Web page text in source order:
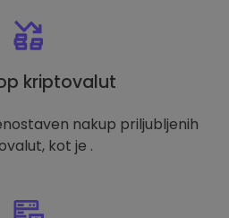
kriptovalut
nakup priljubljenih
kot je .